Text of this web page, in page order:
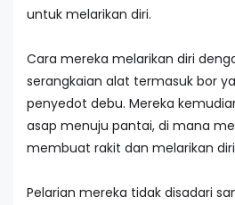
untuk melarikan diri.
Cara mereka melarikan diri
serangkaian alat termasuk bor
penyedot debu. Mereka
asap menuju pantai, di mana
membuat rakit dan melarikan diri
Pelarian mereka tidak disadari